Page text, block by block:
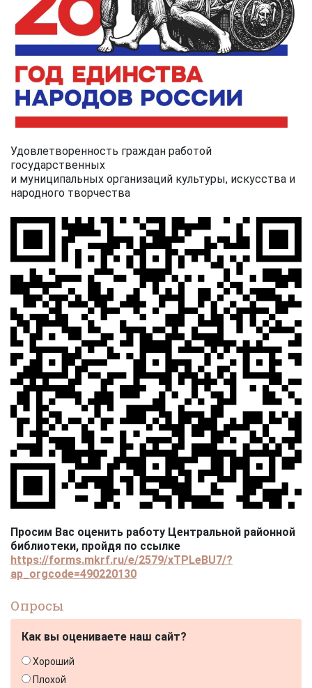
Удовлетворенность граждан работой
государственных
и муниципальных организаций культуры, искусства и
народного творчества
Просим Вас оценить работу Центральной районной
библиотеки, пройдя по ссылке
https://forms.mkrf.ru/e/2579/xTPLeBU7/?
ap_orgcode=490220130
Опросы
Как вы оцениваете наш сайт?
Хороший
Плохой